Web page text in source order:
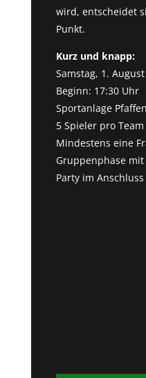
wird, entscheidet
Punkt.
Kurz und knapp:
Samstag, 1.
Beginn: 17:30 Uhr
Sportanlage
5 Spieler pro Team
Mindestens eine
Gruppenphase
Party im Anschluss